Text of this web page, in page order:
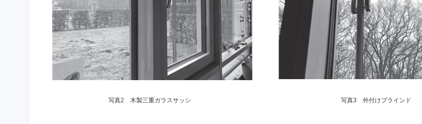
写真2 木製三重ガラスサッシ 写真3 外付けブラインド